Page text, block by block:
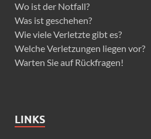
Wo ist der Notfall?
Was ist geschehen?
Wie viele Verletzte gibt es?
Welche Verletzungen liegen vor?
Warten Sie auf Rückfragen!
LINKS